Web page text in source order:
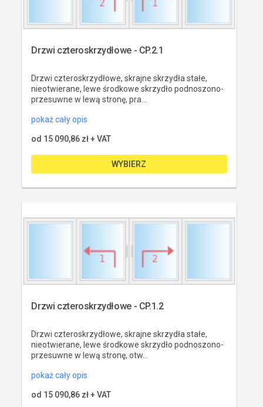
Drzwi czteroskrzydłowe - CP.2.1
Drzwi czteroskrzydłowe, skrajne skrzydła stałe,
nieotwierane, lewe środkowe skrzydło podnoszono-
przesuwne w lewą stronę, pra...
pokaż cały opis
od 15 090,86 zł + VAT
WYBIERZ
Drzwi czteroskrzydłowe - CP.1.2
Drzwi czteroskrzydłowe, skrajne skrzydła stałe,
nieotwierane, lewe środkowe skrzydło podnoszono-
przesuwne w lewą stronę, otw...
pokaż cały opis
od 15 090,86 zł + VAT